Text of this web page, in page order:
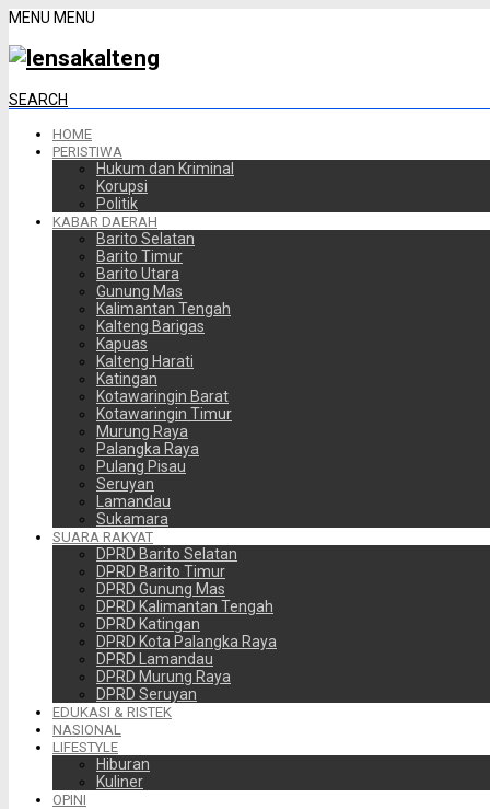
MENU MENU
SEARCH
HOME
PERISTIWA
Hukum dan Kriminal
Korupsi
Politik
KABAR DAERAH
Barito Selatan
Barito Timur
Barito Utara
Gunung Mas
Kalimantan Tengah
Kalteng Barigas
Kapuas
Kalteng Harati
Katingan
Kotawaringin Barat
Kotawaringin Timur
Murung Raya
Palangka Raya
Pulang Pisau
Seruyan
Lamandau
Sukamara
SUARA RAKYAT
DPRD Barito Selatan
DPRD Barito Timur
DPRD Gunung Mas
DPRD Kalimantan Tengah
DPRD Katingan
DPRD Kota Palangka Raya
DPRD Lamandau
DPRD Murung Raya
DPRD Seruyan
EDUKASI & RISTEK
NASIONAL
LIFESTYLE
Hiburan
Kuliner
OPINI